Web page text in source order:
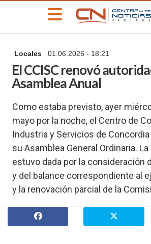
PORTADA
Deportes
Educación
Información
General
Nacionales
Policiales
Locales 01.06.2026 - 18:21
El CCISC renovó
Asamblea Anual
Como estaba previsto, ayer
mayo por la noche, el Centro de
Industria y Servicios de
su Asamblea General Ordinaria.
estuvo dada por la consideración
y del balance correspondiente al
y la renovación parcial de la